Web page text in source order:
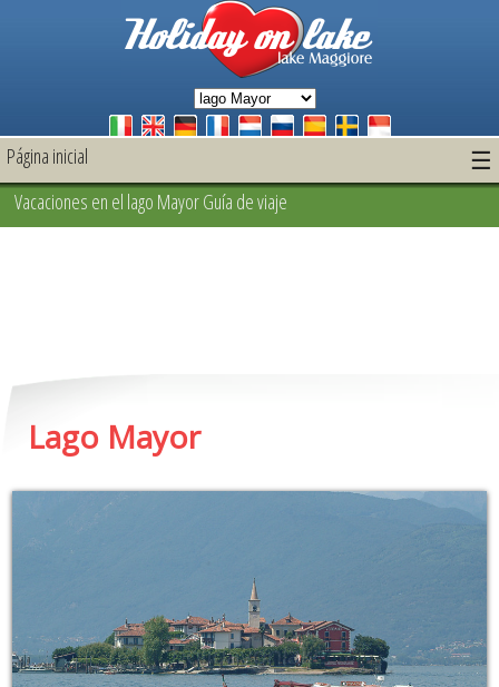
Página inicial ☰
Vacaciones en el lago Mayor Guía de viaje
Lago Mayor